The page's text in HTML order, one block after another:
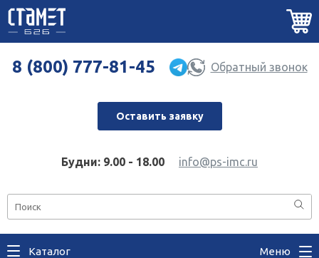
8 (800) 777-81-45 Обратный звонок
Оставить заявку
Будни: 9.00 - 18.00 info@ps-imc.ru
Каталог Меню